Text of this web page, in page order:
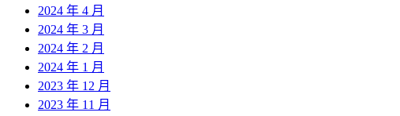
2024 年 4 月
2024 年 3 月
2024 年 2 月
2024 年 1 月
2023 年 12 月
2023 年 11 月